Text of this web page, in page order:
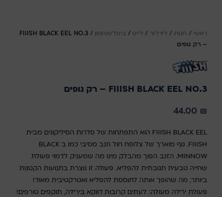
ראשי / חנות / ז'ירז'ור / לייט / ביגוד/אחסון /
FIIISH BLACK EEL NO.3
– רק גופים
FIIISH BLACK EEL NO.3 – רק גופים
44.00 ₪
FIIISH BLACK EEL הוא התפתחות של סדרות הסיליקונים מבית
FIIISH. גוף מוארך של צלופח חול וזנב מסיבי כמו ב BLACK
MINNOW. הזנב הפוך מהבלק מינו מה שמעניק לדמוי פעולת
שחייה טבעית תגובתית להפליא. פעולה זו נוצרת בתנועות הקטנות
ביותר, מה שהופך אותה לתוססת להפליא ואטרקטיבית מאוד!
פעולת ירידה מעולה: לעתים קרובות דווקא בירידה, תוקפים טורפים!